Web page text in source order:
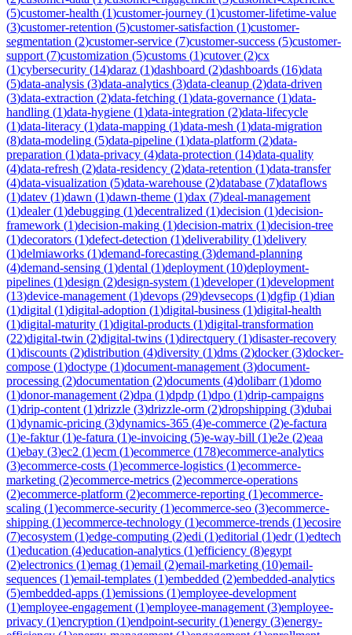
(5)customer-health (1)customer-journey (1)customer-lifetime-value
(3)customer-retention (5)customer-satisfaction (1)customer-
segmentation (2)customer-service (7)customer-success (5)customer-
support (7)customization (5)customs (1)cutover(2)cx
(1)cybersecurity (14)daraz (1)dashboard (2)dashboards (16)data
(5)data-analysis (3)data-analytics (3)data-cleanup (2)data-driven
(3)data-extraction (2)data-fetching (1)data-governance (1)data-
handling (1)data-hygiene (1)data-integration (2)data-lifecycle
(1)data-literacy (1)data-mapping (1)data-mesh (1)data-migration
(8)data-modeling (5)data-pipeline (1)data-platform (2)data-
preparation (1)data-privacy (4)data-protection (14)data-quality
(4)data-refresh (2)data-residency (2)data-retention (1)data-transfer
(4)data-visualization (5)data-warehouse (2)database (7)dataflows
(1)datev (1)dawn (1)dawn-theme (1)dax (7)deal-management
(1)dealer(1)debugging (1)decentralized (1)decision (1)decision-
framework (1)decision-making (1)decision-matrix (1)decision-tree
(1)decorators (1)defect-detection (1)deliverability (1)delivery
(1)delmiaworks (1)demand-forecasting (3)demand-planning
(4)demand-sensing (1)dental (1)deployment (10)deployment-
pipelines (1)design (2)design-system (1)developer(1)development
(13)device-management (1)devops (29)devsecops (1)dgfip (1)dian
(1)digital (1)digital-adoption (1)digital-business (1)digital-health
(1)digital-maturity (1)digital-products (1)digital-transformation
(22)digital-twin (2)digital-twins (1)directquery (1)disaster-recovery
(1)discounts (2)distribution (4)diversity (1)dms (2)docker(3)docker-
compose (1)doctype (1)document-management (3)document-
processing (2)documentation (2)documents (4)dolibarr(1)domo
(1)donor-management (2)dpa (1)dpdp (1)dpo (1)drip-campaigns
(1)drip-content (1)drizzle (3)drizzle-orm (2)dropshipping (3)dubai
(1)dynamic-pricing (3)dynamics-365 (4)e-commerce (2)e-factura
(1)e-faktur(1)e-fatura (1)e-invoicing (5)e-way-bill (1)e2e (2)eaa
(1)ebay (3)ec2 (1)ecm (1)ecommerce (178)ecommerce-analytics
(3)ecommerce-costs (1)ecommerce-logistics (1)ecommerce-
marketing (2)ecommerce-metrics (2)ecommerce-operations
(2)ecommerce-platform (2)ecommerce-reporting (1)ecommerce-
scaling (1)ecommerce-security (1)ecommerce-seo (3)ecommerce-
shipping (1)ecommerce-technology (1)ecommerce-trends (1)ecosire
(7)ecosystem (1)edge-computing (2)edi (1)editorial (1)edr(1)edtech
(1)education (4)education-analytics (1)efficiency (8)egypt
(2)electronics (1)emag (1)email (2)email-marketing (10)email-
sequences (1)email-templates (1)embedded (2)embedded-analytics
(5)embedded-apps (1)emissions (1)employee-development
(1)employee-engagement (1)employee-management (3)employee-
privacy (1)encryption (1)endpoint-security (1)energy (3)energy-